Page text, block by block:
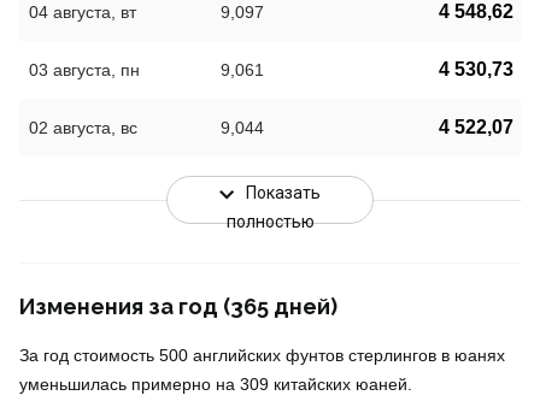
04 августа, вт 9,097 4 548,62
03 августа, пн 9,061 4 530,73
02 августа, вс 9,044 4 522,07
Показать
полностью
Изменения за год (365 дней)
За год стоимость 500 английских фунтов стерлингов в юанях
уменьшилась примерно на 309 китайских юаней.